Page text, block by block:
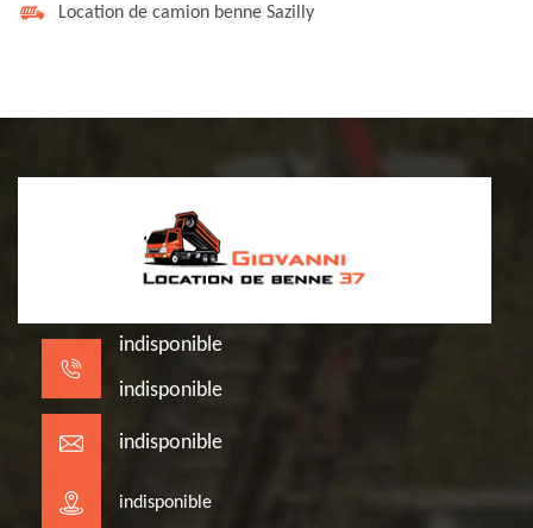
Location de camion benne Sazilly
indisponible
indisponible
indisponible
indisponible